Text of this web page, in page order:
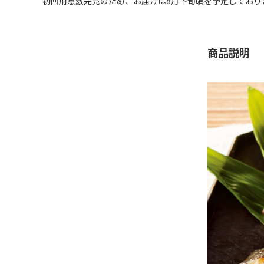
商品説明